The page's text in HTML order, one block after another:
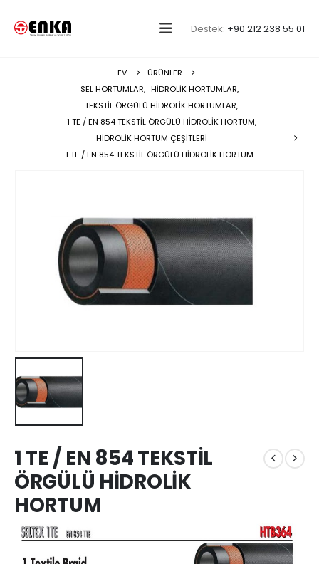
Destek: +90 212 238 55 01
EV
ÜRÜNLER
SEL HORTUMLAR, HİDROLİK HORTUMLAR,
TEKSTİL ÖRGÜLÜ HİDROLİK HORTUMLAR,
1 TE / EN 854 TEKSTİL ÖRGÜLÜ HİDROLİK HORTUM,
HİDROLİK HORTUM ÇEŞİTLERİ
1 TE / EN 854 TEKSTİL ÖRGÜLÜ HİDROLİK HORTUM
1 TE / EN 854 TEKSTİL
ÖRGÜLÜ HİDROLİK
HORTUM